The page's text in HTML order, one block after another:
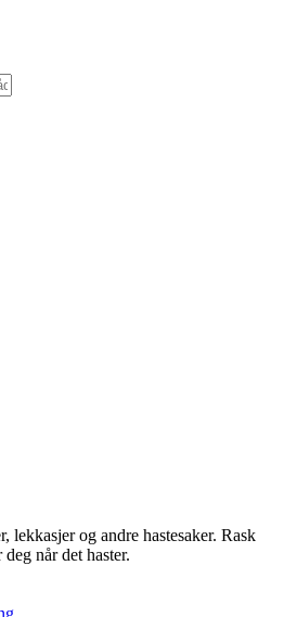
lekkasjer og andre hastesaker. Rask
når det haster.